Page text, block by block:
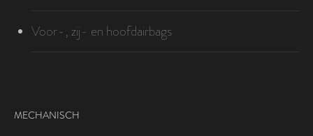
Voor-, zij- en hoofdairbags
MECHANISCH